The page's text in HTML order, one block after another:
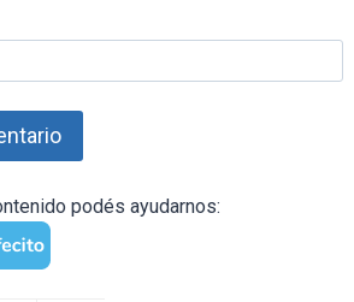
podés ayudarnos: